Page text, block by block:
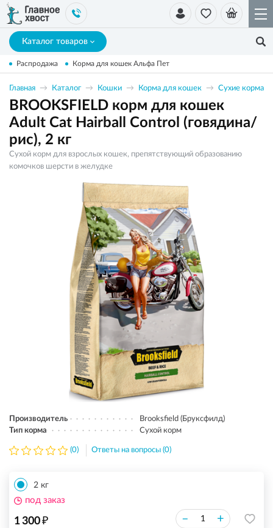
Каталог товаров
Распродажа Корма для кошек Альфа Пет
Главная Каталог Кошки Корма для кошек Сухие корма
BROOKSFIELD корм для кошек
Adult Cat Hairball Control (говядина/
рис), 2 кг
Сухой корм для взрослых кошек, препятствующий образованию
комочков шерсти в желудке
Производитель
Brooksfield (Бруксфилд)
Тип корма
Сухой корм
(0) Ответы на вопросы (0)
2 кг
1 300₽ – +
под заказ